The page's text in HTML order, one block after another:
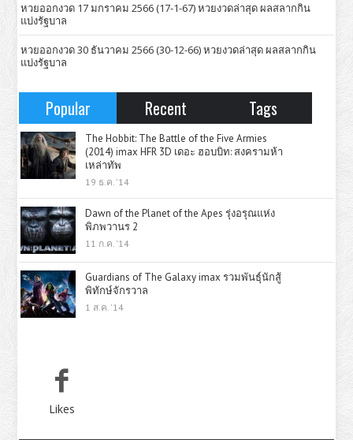
หวยออกงวด 17 มกราคม 2566 (17-1-67) หวยงวดล่าสุด ผลสลากกิน
แบ่งรัฐบาล
หวยออกงวด 30 ธันวาคม 2566 (30-12-66) หวยงวดล่าสุด ผลสลากกิน
แบ่งรัฐบาล
Popular Recent Tags
The Hobbit: The Battle of the Five Armies
(2014) imax HFR 3D เดอะ ฮอบบิท: สงครามห้า
เหล่าทัพ
19 ธ.ค. '14
Dawn of the Planet of the Apes รุ่งอรุณแห่ง
พิภพวานร 2
11 ก.ค. '14
Guardians of The Galaxy imax รวมพันธุ์นักสู้
พิทักษ์จักรวาล
1 ส.ค. '14
Likes